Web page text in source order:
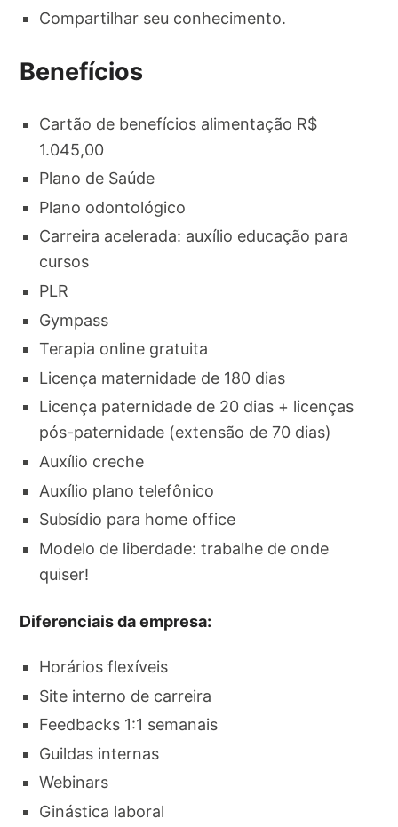
Compartilhar seu conhecimento.
Benefícios
Cartão de benefícios alimentação R$
1.045,00
Plano de Saúde
Plano odontológico
Carreira acelerada: auxílio educação para
cursos
PLR
Gympass
Terapia online gratuita
Licença maternidade de 180 dias
Licença paternidade de 20 dias + licenças
pós-paternidade (extensão de 70 dias)
Auxílio creche
Auxílio plano telefônico
Subsídio para home office
Modelo de liberdade: trabalhe de onde
quiser!
Diferenciais da empresa:
Horários flexíveis
Site interno de carreira
Feedbacks 1:1 semanais
Guildas internas
Webinars
Ginástica laboral